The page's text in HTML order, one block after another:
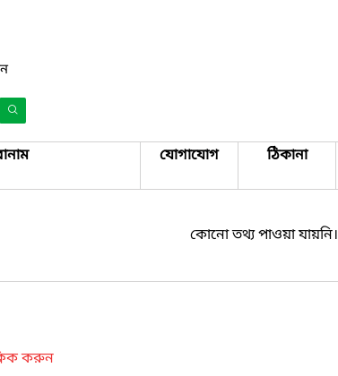
যোগাযোগ ঠিকানা
কোনো তথ্য পাওয়া যায়নি।
করুন